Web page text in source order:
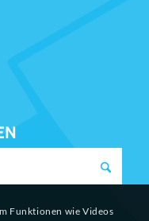
Funktionen wie Videos